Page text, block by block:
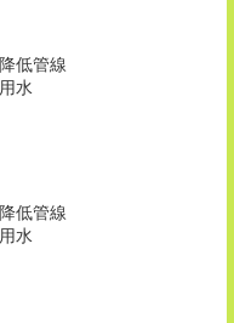
低管線
水
低管線
水